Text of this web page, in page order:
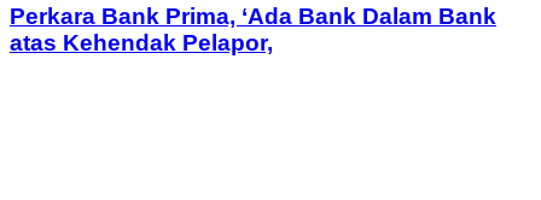
Perkara Bank Prima, ‘Ada Bank Dalam Bank
atas Kehendak Pelapor,